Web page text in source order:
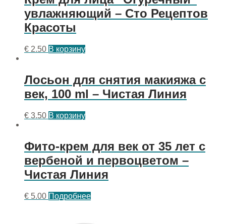
увлажняющий – Сто Рецептов
Красоты
€ 2.50 В корзину
Лосьон для снятия макияжа с
век, 100 ml – Чистая Линия
€ 3.50 В корзину
Фито-крем для век от 35 лет с
вербеной и первоцветом –
Чистая Линия
€ 5.00 Подробнее